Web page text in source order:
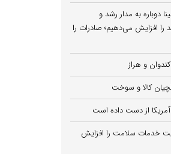
دوباره به مدار رشد و
را افزایش می‌دهیم؛ صادرات را
و هراز
کالا و سوخت
آمریکا از دست داده است
خدمات سلامت را افزایش